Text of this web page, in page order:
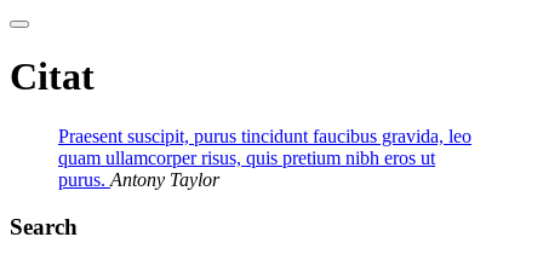
Citat
Praesent suscipit, purus tincidunt faucibus gravida, leo
quam ullamcorper risus, quis pretium nibh eros ut
purus. Antony Taylor
Search